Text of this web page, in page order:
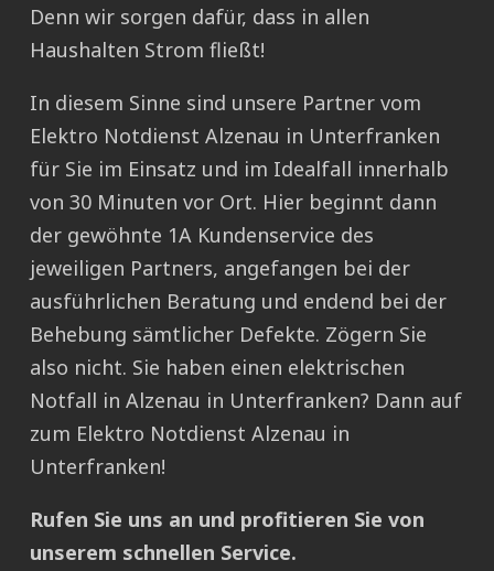
Denn wir sorgen dafür, dass in allen
Haushalten Strom fließt!
In diesem Sinne sind unsere Partner vom
Elektro Notdienst Alzenau in Unterfranken
für Sie im Einsatz und im Idealfall innerhalb
von 30 Minuten vor Ort. Hier beginnt dann
der gewöhnte 1A Kundenservice des
jeweiligen Partners, angefangen bei der
ausführlichen Beratung und endend bei der
Behebung sämtlicher Defekte. Zögern Sie
also nicht. Sie haben einen elektrischen
Notfall in Alzenau in Unterfranken? Dann auf
zum Elektro Notdienst Alzenau in
Unterfranken!
Rufen Sie uns an und profitieren Sie von
unserem schnellen Service.